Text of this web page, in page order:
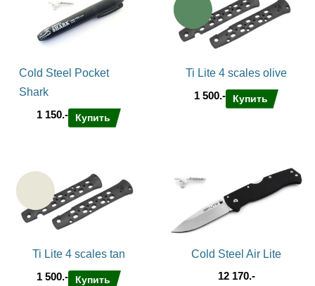
Cold Steel Pocket
Shark
1 150.-
Купить
Ti Lite 4 scales olive
1 500.-
Купить
Ti Lite 4 scales tan
1 500.-
Купить
Cold Steel Air Lite
12 170.-